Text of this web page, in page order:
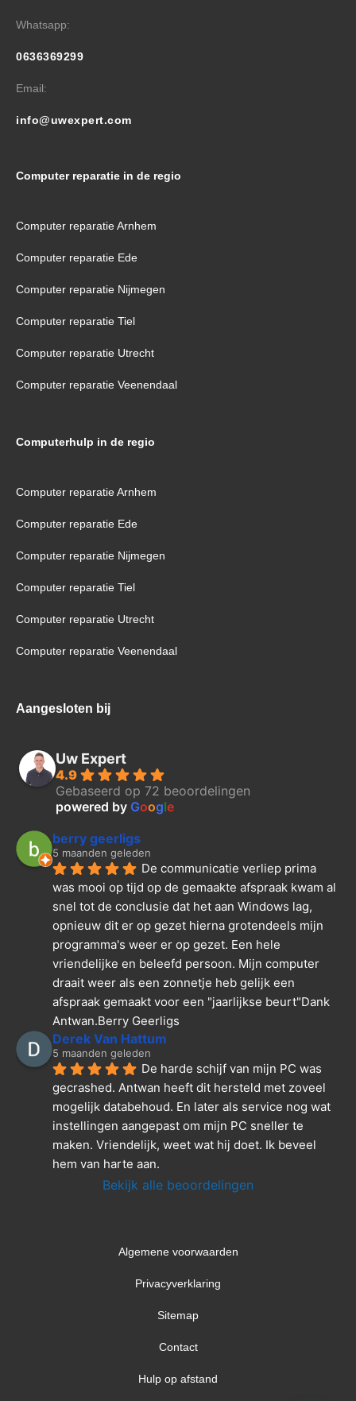
Whatsapp:
0636369299
Email:
info@uwexpert.com
Computer reparatie in de regio
Computer reparatie Arnhem
Computer reparatie Ede
Computer reparatie Nijmegen
Computer reparatie Tiel
Computer reparatie Utrecht
Computer reparatie Veenendaal
Computerhulp in de regio
Computer reparatie Arnhem
Computer reparatie Ede
Computer reparatie Nijmegen
Computer reparatie Tiel
Computer reparatie Utrecht
Computer reparatie Veenendaal
Aangesloten bij
Uw Expert
4.9
Gebaseerd op 72 beoordelingen
powered by Google
berry geerligs
5 maanden geleden
De communicatie verliep prima
was mooi op tijd op de gemaakte afspraak kwam al
snel tot de conclusie dat het aan Windows lag,
opnieuw dit er op gezet hierna grotendeels mijn
programma's weer er op gezet. Een hele
vriendelijke en beleefd persoon. Mijn computer
draait weer als een zonnetje heb gelijk een
afspraak gemaakt voor een "jaarlijkse beurt"Dank
Antwan.Berry Geerligs
Derek Van Hattum
5 maanden geleden
De harde schijf van mijn PC was
gecrashed. Antwan heeft dit hersteld met zoveel
mogelijk databehoud. En later als service nog wat
instellingen aangepast om mijn PC sneller te
maken. Vriendelijk, weet wat hij doet. Ik beveel
hem van harte aan.
Bekijk alle beoordelingen
Algemene voorwaarden
Privacyverklaring
Sitemap
Contact
Hulp op afstand